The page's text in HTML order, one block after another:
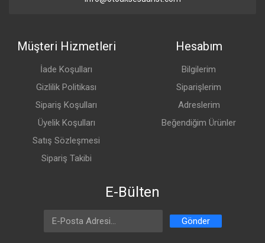
Müşteri Hizmetleri
İade Koşulları
Gizlilik Politikası
Sipariş Koşulları
Üyelik Koşulları
Satış Sözleşmesi
Sipariş Takibi
Hesabım
Bilgilerim
Siparişlerim
Adreslerim
Beğendiğim Ürünler
E-Bülten
Email Address Gönder